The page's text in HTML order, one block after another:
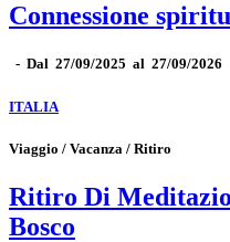
Connessione
- Dal 27/09/2025 al 27/09/2026
ITALIA
Viaggio / Vacanza / Ritiro
Ritiro Di
Bosco